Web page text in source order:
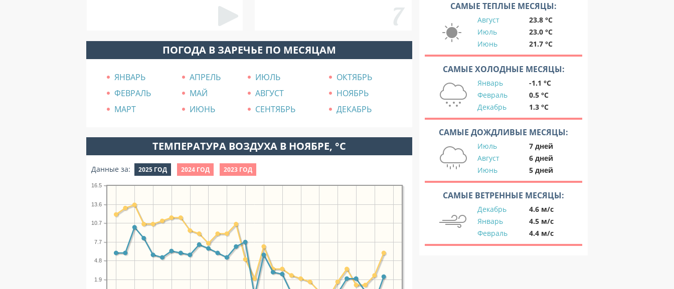
ПОГОДА В ЗАРЕЧЬЕ ПО МЕСЯЦАМ
ЯНВАРЬ АПРЕЛЬ ИЮЛЬ
ОКТЯБРЬ
ФЕВРАЛЬ
МАЙ АВГУСТ
НОЯБРЬ
МАРТ
ИЮНЬ СЕНТЯБРЬ ДЕКАБРЬ
ТЕМПЕРАТУРА ВОЗДУХА В НОЯБРЕ, °C
Данные за: 2025 ГОД 2024 ГОД 2023 ГОД
1.9
4.8
7.7
10.7
13.6
16.5
САМЫЕ ТЕПЛЫЕ МЕСЯЦЫ:
Август
23.8 °C
Июль
23.0 °C
Июнь
21.7 °C
САМЫЕ ХОЛОДНЫЕ МЕСЯЦЫ:
Январь
-1.1 °C
Февраль
0.5 °C
Декабрь
1.3 °C
САМЫЕ ДОЖДЛИВЫЕ МЕСЯЦЫ:
Июль
7 дней
Август
6 дней
Июнь
5 дней
САМЫЕ ВЕТРЕННЫЕ МЕСЯЦЫ:
Декабрь
4.6 м/с
Январь
4.5 м/с
Февраль
4.4 м/с